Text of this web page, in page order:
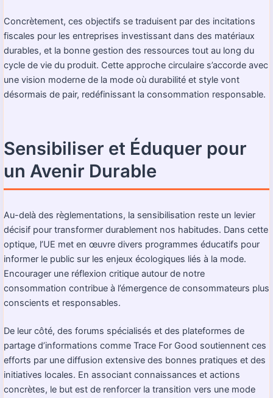
Concrètement, ces objectifs se traduisent par des incitations
fiscales pour les entreprises investissant dans des matériaux
durables, et la bonne gestion des ressources tout au long du
cycle de vie du produit. Cette approche circulaire s’accorde avec
une vision moderne de la mode où durabilité et style vont
désormais de pair, redéfinissant la consommation responsable.
Sensibiliser et Éduquer pour
un Avenir Durable
Au-delà des règlementations, la sensibilisation reste un levier
décisif pour transformer durablement nos habitudes. Dans cette
optique, l’UE met en œuvre divers programmes éducatifs pour
informer le public sur les enjeux écologiques liés à la mode.
Encourager une réflexion critique autour de notre
consommation contribue à l’émergence de consommateurs plus
conscients et responsables.
De leur côté, des forums spécialisés et des plateformes de
partage d’informations comme Trace For Good soutiennent ces
efforts par une diffusion extensive des bonnes pratiques et des
initiatives locales. En associant connaissances et actions
concrètes, le but est de renforcer la transition vers une mode